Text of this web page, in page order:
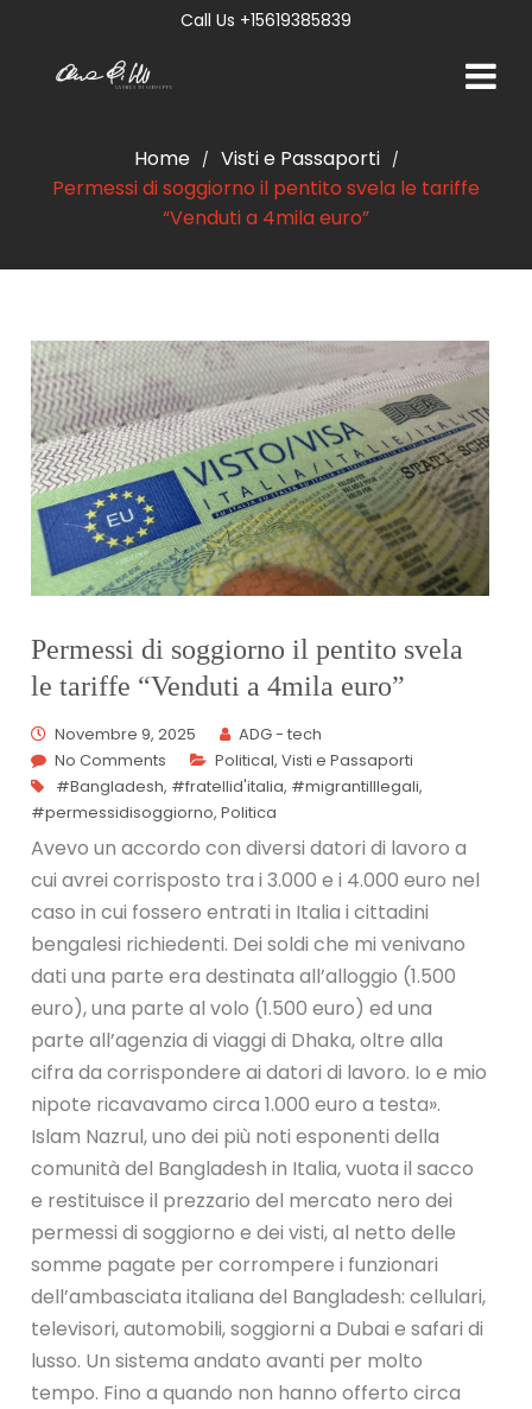
Call Us +15619385839
Home / Visti e Passaporti /
Permessi di soggiorno il pentito svela le tariffe
“Venduti a 4mila euro”
Permessi di soggiorno il pentito svela
le tariffe “Venduti a 4mila euro”
Novembre 9, 2025
ADG - tech
No Comments
Political,Visti e Passaporti
#Bangladesh, #fratellid'italia, #migrantiIllegali,
#permessidisoggiorno,Politica
Avevo un accordo con diversi datori di lavoro a
cui avrei corrisposto tra i 3.000 e i 4.000 euro nel
caso in cui fossero entrati in Italia i cittadini
bengalesi richiedenti. Dei soldi che mi venivano
dati una parte era destinata all’alloggio (1.500
euro), una parte al volo (1.500 euro) ed una
parte all’agenzia di viaggi di Dhaka, oltre alla
cifra da corrispondere ai datori di lavoro. Io e mio
nipote ricavavamo circa 1.000 euro a testa».
Islam Nazrul, uno dei più noti esponenti della
comunità del Bangladesh in Italia, vuota il sacco
e restituisce il prezzario del mercato nero dei
permessi di soggiorno e dei visti, al netto delle
somme pagate per corrompere i funzionari
dell’ambasciata italiana del Bangladesh: cellulari,
televisori, automobili, soggiorni a Dubai e safari di
lusso. Un sistema andato avanti per molto
tempo. Fino a quando non hanno offerto circa